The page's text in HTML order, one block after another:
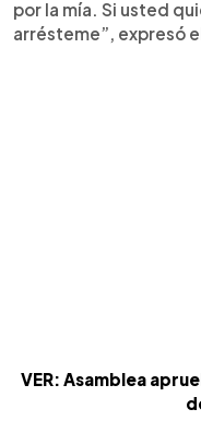
por la mía. Si usted
arrésteme”, expresó
VER: Asamblea